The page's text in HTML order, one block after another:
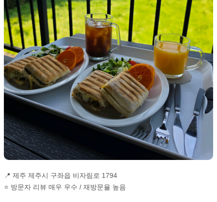
📍 제주 제주시 구좌읍 비자림로 1794
⭐ 방문자 리뷰 매우 우수 / 재방문율 높음